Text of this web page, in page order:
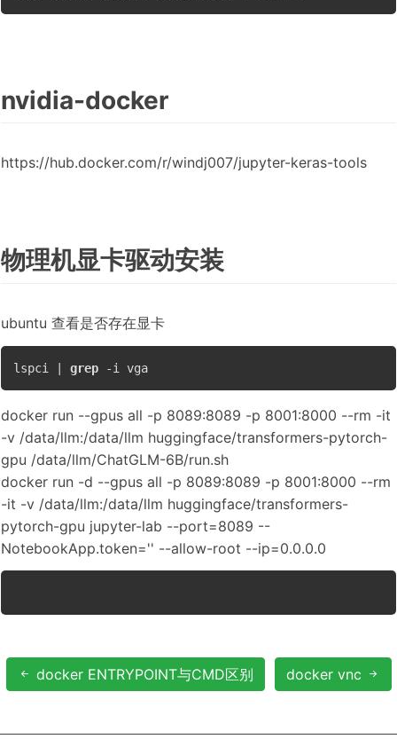
nvidia-docker
https://hub.docker.com/r/windj007/jupyter-keras-tools
物理机显卡驱动安装
ubuntu 查看是否存在显卡
lspci | grep
docker run --gpus all -p 8089:8089 -p 8001:8000 --rm -it
-v /data/llm:/data/llm huggingface/transformers-pytorch-
gpu /data/llm/ChatGLM-6B/run.sh
docker run -d --gpus all -p 8089:8089 -p 8001:8000 --rm
-it -v /data/llm:/data/llm huggingface/transformers-
pytorch-gpu jupyter-lab --port=8089 --
NotebookApp.token='' --allow-root --ip=0.0.0.0
docker ENTRYPOINT与CMD区别 docker vnc